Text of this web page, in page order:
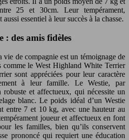
25 et 30cm. Leur tempérament,
essentiel à leur succès à la chasse.
: des amis fidèles
vie de compagnie est un témoignage de
comme le West Highland White Terrier
sont appréciées pour leur caractère
à leur famille. Le Westie, par
et affectueux, qui nécessite un
blanc. Le poids idéal d’un Westie
entre 7 et 10 kg, avec une hauteur au
joueur et affectueux en font
les familles, bien qu’ils conservent
prononcé qui requiert une éducation